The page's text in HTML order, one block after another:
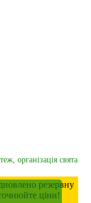
організація свята
резервну
ціни!